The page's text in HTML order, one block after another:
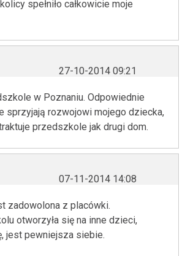
spełniło całkowicie moje
27-10-2014 09:21
w Poznaniu. Odpowiednie
sprzyjają rozwojowi mojego dziecka,
przedszkole jak drugi dom.
07-11-2014 14:08
zadowolona z placówki.
otworzyła się na inne dzieci,
jest pewniejsza siebie.